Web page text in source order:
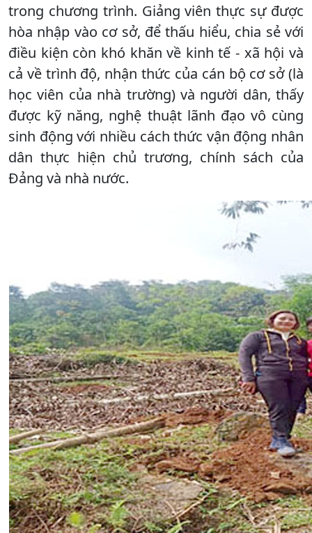
trong chương trình. Giảng viên thực sự được
hòa nhập vào cơ sở, để thấu hiểu, chia sẻ với
điều kiện còn khó khăn về kinh tế - xã hội và
cả về trình độ, nhận thức của cán bộ cơ sở (là
học viên của nhà trường) và người dân, thấy
được kỹ năng, nghệ thuật lãnh đạo vô cùng
sinh động với nhiều cách thức vận động nhân
dân thực hiện chủ trương, chính sách của
Đảng và nhà nước.